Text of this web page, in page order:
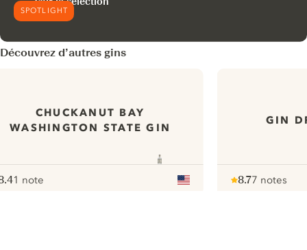
SPOTLIGHT
Découvrez d’autres gins
CHUCKANUT BAY
WASHINGTON STATE GIN
1 note
GIN
8.77 notes